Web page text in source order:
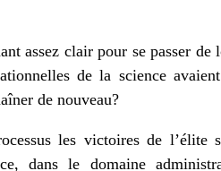
assez clair pour se passer
de la science
de nouveau?
les victoires de l’élite
dans le domaine